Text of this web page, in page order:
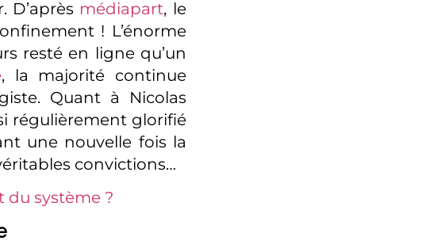
médiapart, le
! L’énorme
resté en ligne qu’un
, la majorité continue
Quant à Nicolas
régulièrement glorifié
une nouvelle fois la
convictions…
du système ?